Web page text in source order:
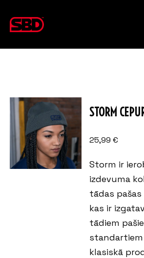
STORM
25,99€
Storm ir
izdevuma
tādas
kas ir
tādiem
klasiskā